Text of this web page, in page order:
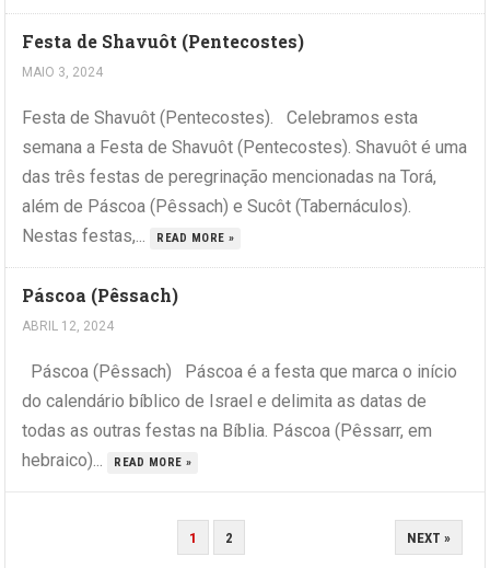
Festa de Shavuôt (Pentecostes)
MAIO 3, 2024
Festa de Shavuôt (Pentecostes). Celebramos esta
semana a Festa de Shavuôt (Pentecostes). Shavuôt é uma
das três festas de peregrinação mencionadas na Torá,
além de Páscoa (Pêssach) e Sucôt (Tabernáculos).
Nestas festas,...
READ MORE »
Páscoa (Pêssach)
ABRIL 12, 2024
Páscoa (Pêssach) Páscoa é a festa que marca o início
do calendário bíblico de Israel e delimita as datas de
todas as outras festas na Bíblia. Páscoa (Pêssarr, em
hebraico)...
READ MORE »
1 2 NEXT »